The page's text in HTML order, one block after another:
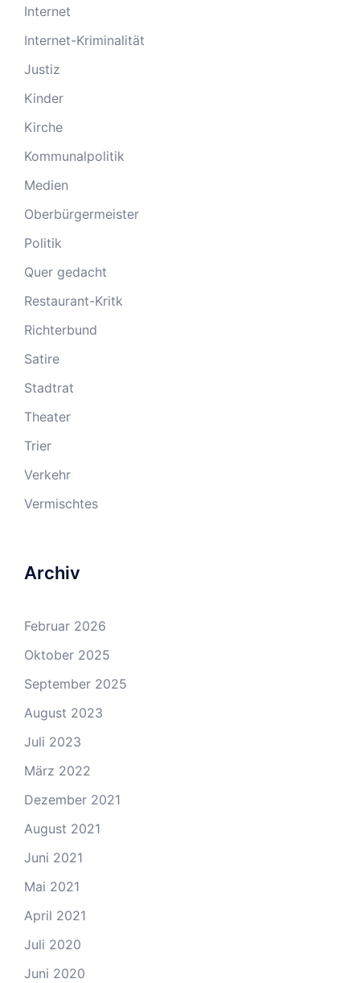
Internet
Internet-Kriminalität
Justiz
Kinder
Kirche
Kommunalpolitik
Medien
Oberbürgermeister
Politik
Quer gedacht
Restaurant-Kritk
Richterbund
Satire
Stadtrat
Theater
Trier
Verkehr
Vermischtes
Archiv
Februar 2026
Oktober 2025
September 2025
August 2023
Juli 2023
März 2022
Dezember 2021
August 2021
Juni 2021
Mai 2021
April 2021
Juli 2020
Juni 2020